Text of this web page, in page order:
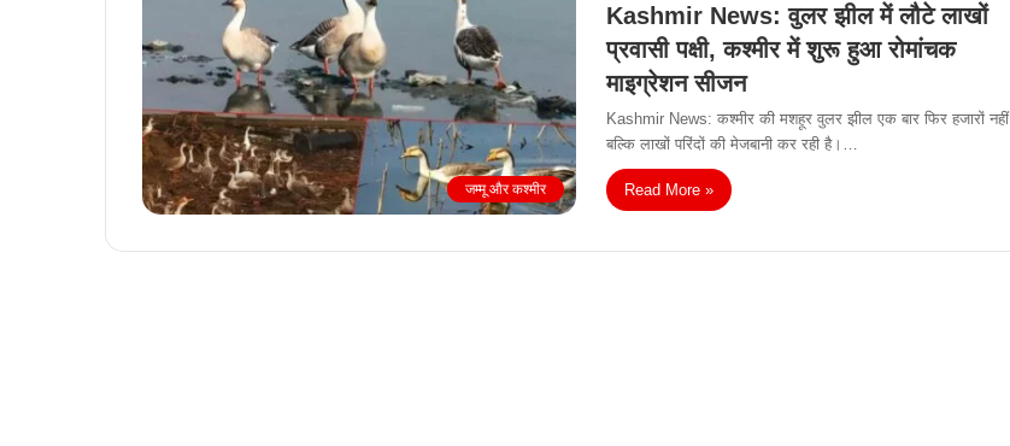
जम्मू और कश्मीर
Kashmir News: वुलर झील में लौटे लाखों
प्रवासी पक्षी, कश्मीर में शुरू हुआ रोमांचक
माइग्रेशन सीजन
Kashmir News: कश्मीर की मशहूर वुलर झील एक बार फिर हजारों नहीं
बल्कि लाखों परिंदों की मेजबानी कर रही है।…
Read More »